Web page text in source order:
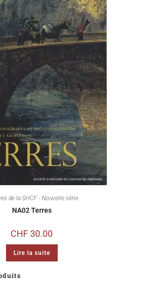
de la SHCF - Nouvelle série
NA02 Terres
CHF30.00
Lire la suite